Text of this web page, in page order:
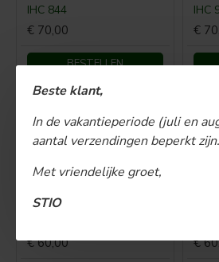
Beste klant,
In de vakantieperiode (juli en
aantal verzendingen beperkt zijn.
Met vriendelijke groet,
STIO
IHC 844
€ 70,00
BESTELLEN
IHC
€
€ 60,00 €